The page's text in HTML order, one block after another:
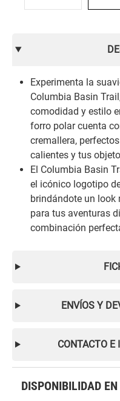
Experimenta la
Columbia Basin
comodidad y estilo
forro polar cuenta
cremallera,
calientes y tus
El Columbia Basin
el icónico logotipo
brindándote un look
para tus aventuras
combinación
ENVÍOS Y
CONTACTO E
DISPONIBILIDAD